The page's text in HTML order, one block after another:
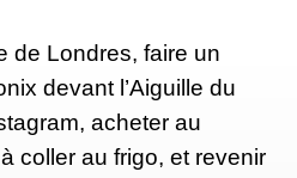
de Londres, faire un
devant l’Aiguille du
acheter au
coller au frigo, et revenir